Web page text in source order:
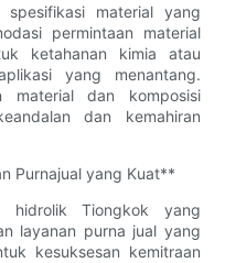
material yang
permintaan material
ketahanan kimia atau
yang menantang.
material dan komposisi
dan kemahiran
Purnajual yang Kuat**
hidrolik Tiongkok yang
layanan purna jual yang
kesuksesan kemitraan